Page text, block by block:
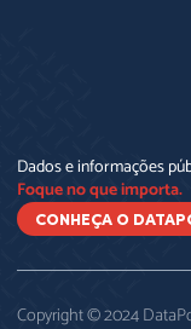
Dados e informações
Foque no que importa.
CONHEÇA O
Copyright © 2024